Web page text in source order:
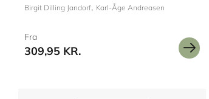
Birgit Dilling Jandorf Karl-Åge Andreasen
Fra
309,95 KR.